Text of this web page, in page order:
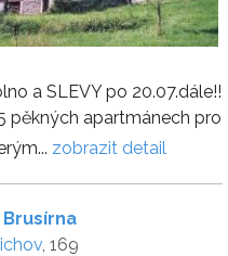
a SLEVY po 20.07.dále!!
pěkných apartmánech pro
zobrazit detail
, 169